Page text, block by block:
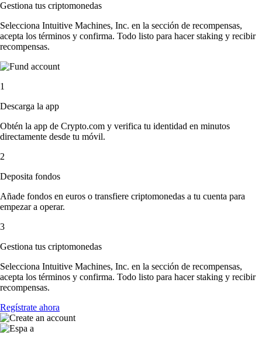
Gestiona tus criptomonedas
Selecciona Intuitive Machines, Inc. en la sección de recompensas,
acepta los términos y confirma. Todo listo para hacer staking y recibir
recompensas.
1
Descarga la app
Obtén la app de Crypto.com y verifica tu identidad en minutos
directamente desde tu móvil.
2
Deposita fondos
Añade fondos en euros o transfiere criptomonedas a tu cuenta para
empezar a operar.
3
Gestiona tus criptomonedas
Selecciona Intuitive Machines, Inc. en la sección de recompensas,
acepta los términos y confirma. Todo listo para hacer staking y recibir
recompensas.
Regístrate ahora